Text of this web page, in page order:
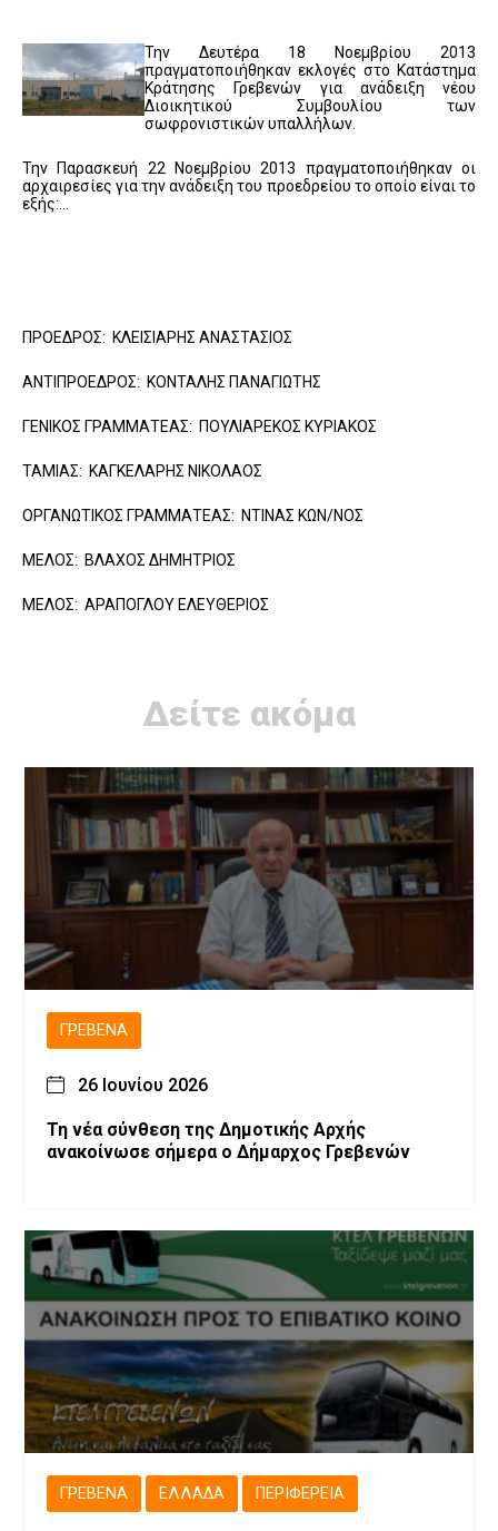
Την Δευτέρα 18 Νοεμβρίου 2013
πραγματοποιήθηκαν εκλογές στο Κατάστημα
Κράτησης Γρεβενών για ανάδειξη νέου
Διοικητικού Συμβουλίου των
σωφρονιστικών υπαλλήλων.
Την Παρασκευή 22 Νοεμβρίου 2013 πραγματοποιήθηκαν οι
αρχαιρεσίες για την ανάδειξη του προεδρείου το οποίο είναι το
εξής:…
ΠΡΟΕΔΡΟΣ: ΚΛΕΙΣΙΑΡΗΣ ΑΝΑΣΤΑΣΙΟΣ
ΑΝΤΙΠΡΟΕΔΡΟΣ: ΚΟΝΤΑΛΗΣ ΠΑΝΑΓΙΩΤΗΣ
ΓΕΝΙΚΟΣ ΓΡΑΜΜΑΤΕΑΣ: ΠΟΥΛΙΑΡΕΚΟΣ ΚΥΡΙΑΚΟΣ
ΤΑΜΙΑΣ: ΚΑΓΚΕΛΑΡΗΣ ΝΙΚΟΛΑΟΣ
ΟΡΓΑΝΩΤΙΚΟΣ ΓΡΑΜΜΑΤΕΑΣ: ΝΤΙΝΑΣ ΚΩΝ/ΝΟΣ
ΜΕΛΟΣ: ΒΛΑΧΟΣ ΔΗΜΗΤΡΙΟΣ
ΜΕΛΟΣ: ΑΡΑΠΟΓΛΟΥ ΕΛΕΥΘΕΡΙΟΣ
Δείτε ακόμα
ΓΡΕΒΕΝΆ
26 Ιουνίου 2026
Τη νέα σύνθεση της Δημοτικής Αρχής
ανακοίνωσε σήμερα ο Δήμαρχος Γρεβενών
ΓΡΕΒΕΝΆ ΕΛΛΆΔΑ ΠΕΡΙΦΈΡΕΙΑ